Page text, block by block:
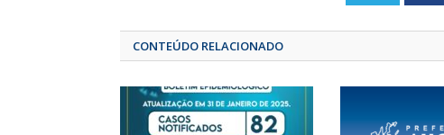
CONTEÚDO RELACIONADO